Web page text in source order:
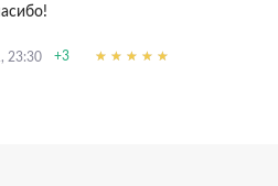
23:30 +3